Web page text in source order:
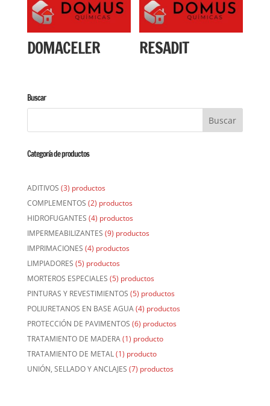
DOMACELER RESADIT
Buscar
Categoría de productos
ADITIVOS (3) productos
COMPLEMENTOS (2) productos
HIDROFUGANTES (4) productos
IMPERMEABILIZANTES (9) productos
IMPRIMACIONES (4) productos
LIMPIADORES (5) productos
MORTEROS ESPECIALES (5) productos
PINTURAS Y REVESTIMIENTOS (5) productos
POLIURETANOS EN BASE AGUA(4) productos
PROTECCIÓN DE PAVIMENTOS (6) productos
TRATAMIENTO DE MADERA(1) producto
TRATAMIENTO DE METAL(1) producto
UNIÓN, SELLADO Y ANCLAJES (7) productos